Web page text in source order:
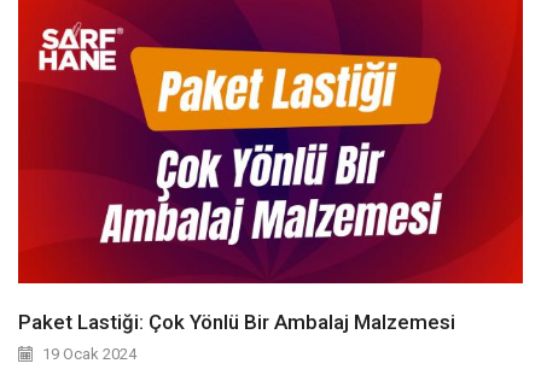
Paket Lastiği: Çok Yönlü Bir Ambalaj Malzemesi
19 Ocak 2024